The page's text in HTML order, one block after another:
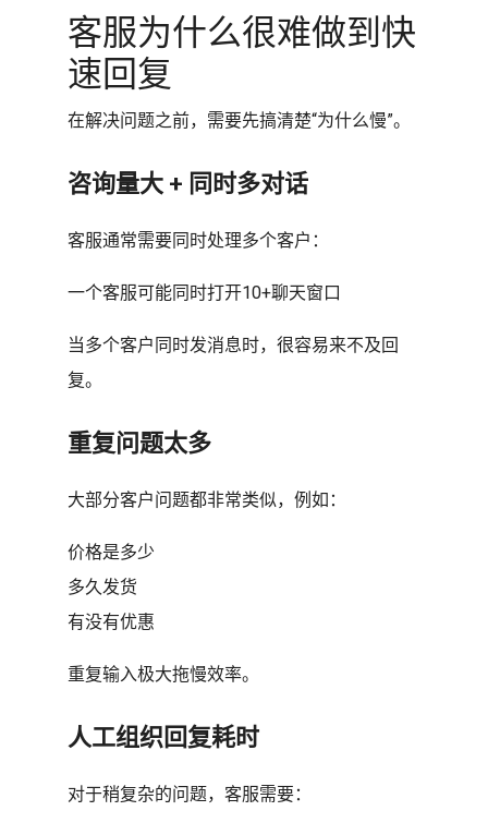
客服为什么很难做到快
速回复
在解决问题之前，需要先搞清楚“为什么慢”。
咨询量大 + 同时多对话
客服通常需要同时处理多个客户：
一个客服可能同时打开10+聊天窗口
当多个客户同时发消息时，很容易来不及回
复。
重复问题太多
大部分客户问题都非常类似，例如：
价格是多少
多久发货
有没有优惠
重复输入极大拖慢效率。
人工组织回复耗时
对于稍复杂的问题，客服需要：